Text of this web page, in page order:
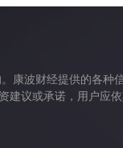
康波财经提供的各种
建议或承诺，用户应